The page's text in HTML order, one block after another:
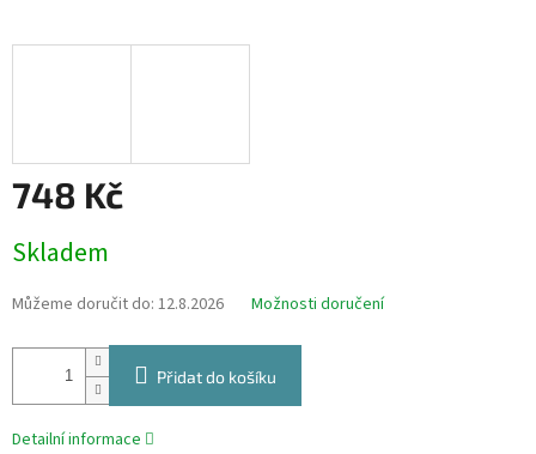
748 Kč
cena:
Skladem
Můžeme doručit do: 12.8.2026 Možnosti doručení
Přidat do košíku
Detailní informace